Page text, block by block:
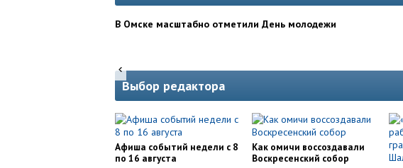
В Омске масштабно отметили День молодежи
Выбор редактора
Афиша событий недели с 8
по 16 августа
Как омичи воссоздавали
Воскресенский собор